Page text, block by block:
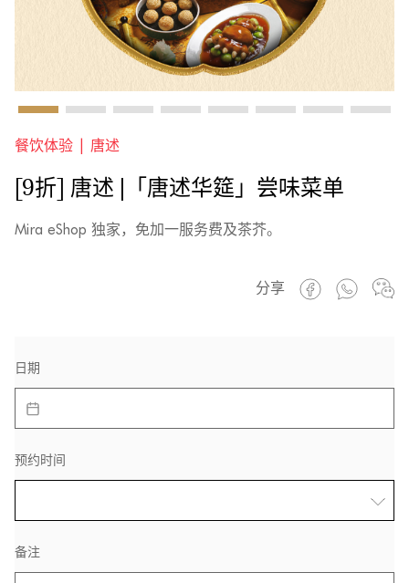
餐饮体验 | 唐述
[9折] 唐述 |「唐述华筵」尝味菜单
Mira eShop 独家，免加一服务费及茶芥。
分享
日期
预约时间
备注